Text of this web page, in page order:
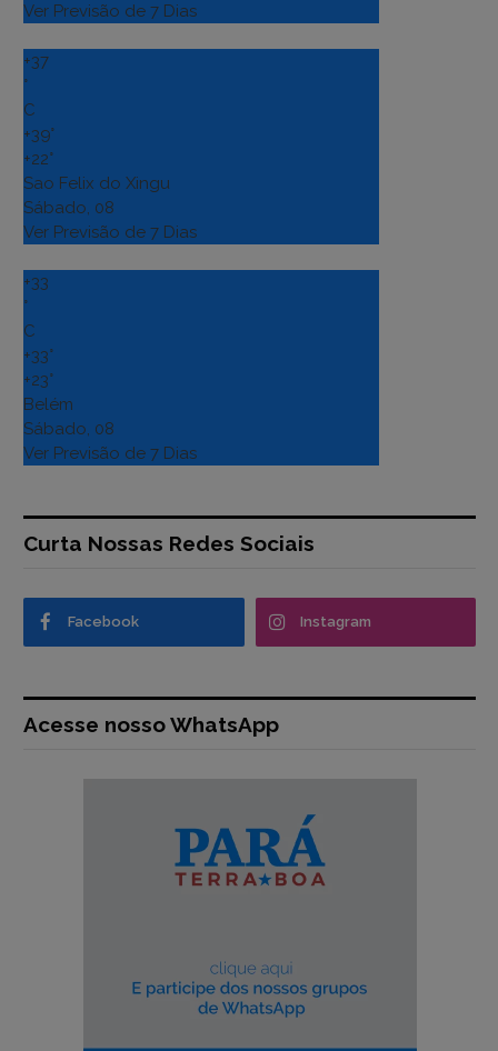
Ver Previsão de 7 Dias
+37
°
C
+39°
+22°
Sao Felix do Xingu
Sábado, 08
Ver Previsão de 7 Dias
+33
°
C
+33°
+23°
Belém
Sábado, 08
Ver Previsão de 7 Dias
Curta Nossas Redes Sociais
Facebook Instagram
Acesse nosso WhatsApp